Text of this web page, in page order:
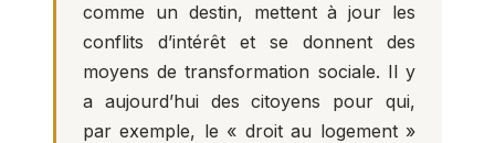
comme un destin, mettent à jour les
conflits d’intérêt et se donnent des
moyens de transformation sociale. Il y
a aujourd’hui des citoyens pour qui,
par exemple, le « droit au logement »